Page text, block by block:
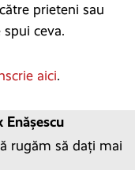
prieteni sau
ceva.
aici.
Enășescu
rugăm să dați mai